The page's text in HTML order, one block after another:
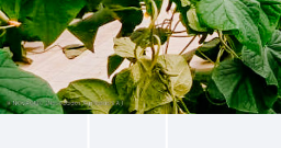
Proyectos